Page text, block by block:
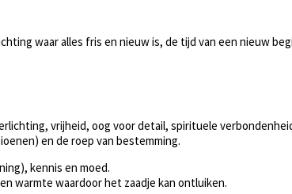
waar alles fris en nieuw is, de tijd van een nieuw
vrijheid, oog voor detail, spirituele
en de roep van bestemming.
kennis en moed.
warmte waardoor het zaadje kan ontluiken.